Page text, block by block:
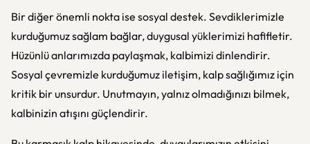
Bir diğer önemli nokta ise sosyal destek. Sevdiklerimizle
kurduğumuz sağlam bağlar, duygusal yüklerimizi hafifletir.
Hüzünlü anlarımızda paylaşmak, kalbimizi dinlendirir.
Sosyal çevremizle kurduğumuz iletişim, kalp sağlığımız için
kritik bir unsurdur. Unutmayın, yalnız olmadığınızı bilmek,
kalbinizin atışını güçlendirir.